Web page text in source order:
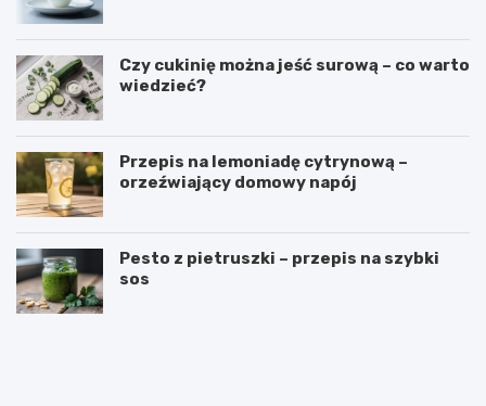
Czy cukinię można jeść surową – co warto
wiedzieć?
Przepis na lemoniadę cytrynową –
orzeźwiający domowy napój
Pesto z pietruszki – przepis na szybki
sos
C
P